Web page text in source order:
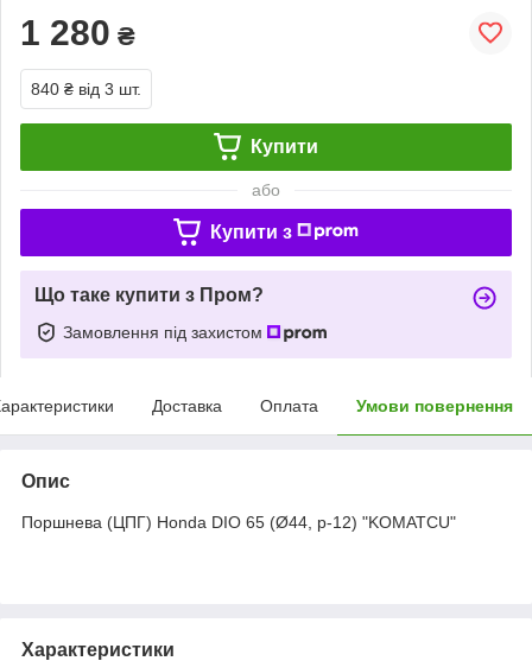
1 280 ₴
840 ₴ від 3 шт.
Купити
або
Купити з
Що таке купити з Пром?
Замовлення під захистом
Доставка Оплата Умови повернення
Опис
Поршнева (ЦПГ) Honda DIO 65 (Ø44, p-12) "KOMATCU"
Характеристики